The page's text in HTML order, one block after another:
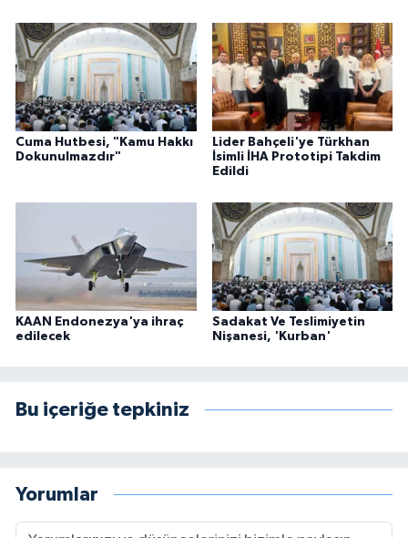
Cuma Hutbesi, "Kamu Hakkı
Dokunulmazdır"
Lider Bahçeli'ye Türkhan
İsimli İHA Prototipi Takdim
Edildi
KAAN Endonezya'ya ihraç
edilecek
Sadakat Ve Teslimiyetin
Nişanesi, 'Kurban'
Bu içeriğe tepkiniz
Yorumlar